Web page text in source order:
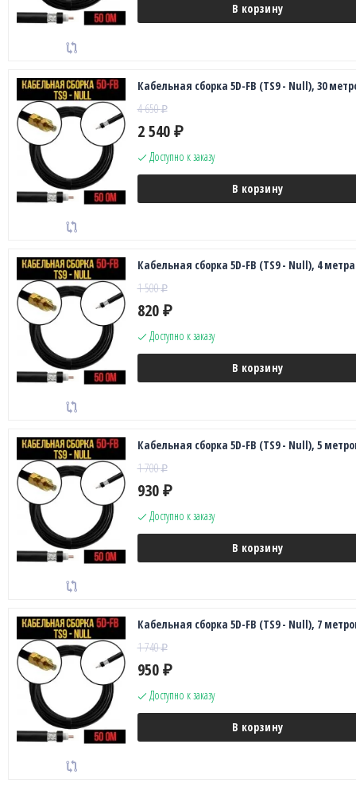
В корзину
Кабельная сборка 5D-FB (TS9 - Null), 30
4 650₽
2 540 ₽
Доступно к заказу
В корзину
Кабельная сборка 5D-FB (TS9 - Null), 4 метра
1 500₽
820 ₽
Доступно к заказу
В корзину
Кабельная сборка 5D-FB (TS9 - Null), 5
1 700₽
930 ₽
Доступно к заказу
В корзину
Кабельная сборка 5D-FB (TS9 - Null), 7
1 740₽
950 ₽
Доступно к заказу
В корзину